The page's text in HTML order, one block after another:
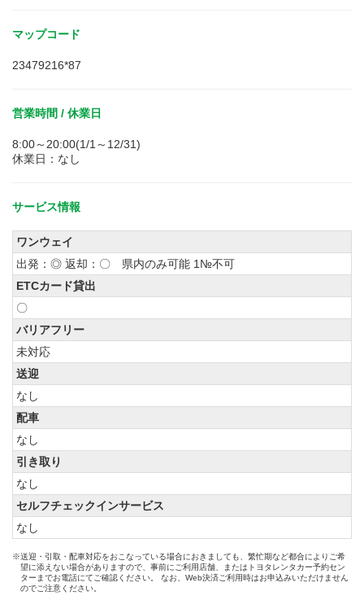
マップコード
23479216*87
営業時間 / 休業日
8:00～20:00(1/1～12/31)
休業日：なし
サービス情報
ワンウェイ
出発：◎ 返却：〇 県内のみ可能 1№不可
ETCカード貸出
〇
バリアフリー
未対応
送迎
なし
配車
なし
引き取り
なし
セルフチェックインサービス
なし
※送迎・引取・配車対応をおこなっている場合におきましても、繁忙期など都合によりご希
望に添えない場合がありますので、事前にご利用店舗、またはトヨタレンタカー予約セン
ターまでお電話にてご確認ください。 なお、Web決済ご利用時はお申込みいただけません
のでご注意ください。